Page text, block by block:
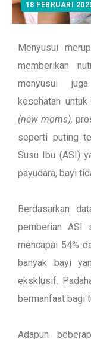
18 FEBRUARI
Menyusui
memberikan
menyusui
kesehatan
(new moms),
seperti puting
Susu Ibu (ASI)
payudara, bayi
Berdasarkan
pemberian ASI
mencapai 54%
banyak bayi
eksklusif.
bermanfaat bagi
Adapun